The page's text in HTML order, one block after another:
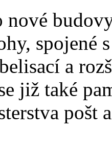
nové
spojené
a
již také
pošt